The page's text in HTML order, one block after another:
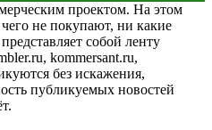
проектом. На этом
не покупают, ни какие
собой ленту
kommersant.ru,
без искажения,
публикуемых новостей